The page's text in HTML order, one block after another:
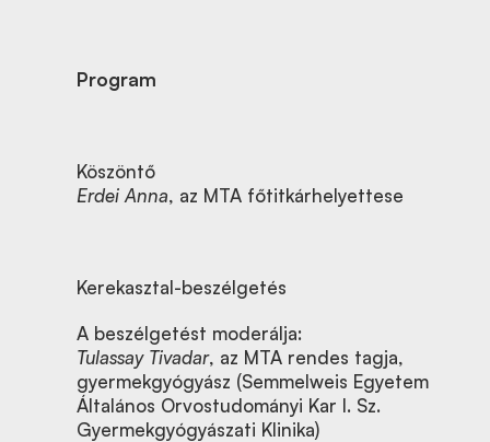
Program
Köszöntő
Erdei Anna, az MTA főtitkárhelyettese
Kerekasztal-beszélgetés
A beszélgetést moderálja:
Tulassay Tivadar, az MTA rendes tagja,
gyermekgyógyász (Semmelweis Egyetem
Általános Orvostudományi Kar I. Sz.
Gyermekgyógyászati Klinika)